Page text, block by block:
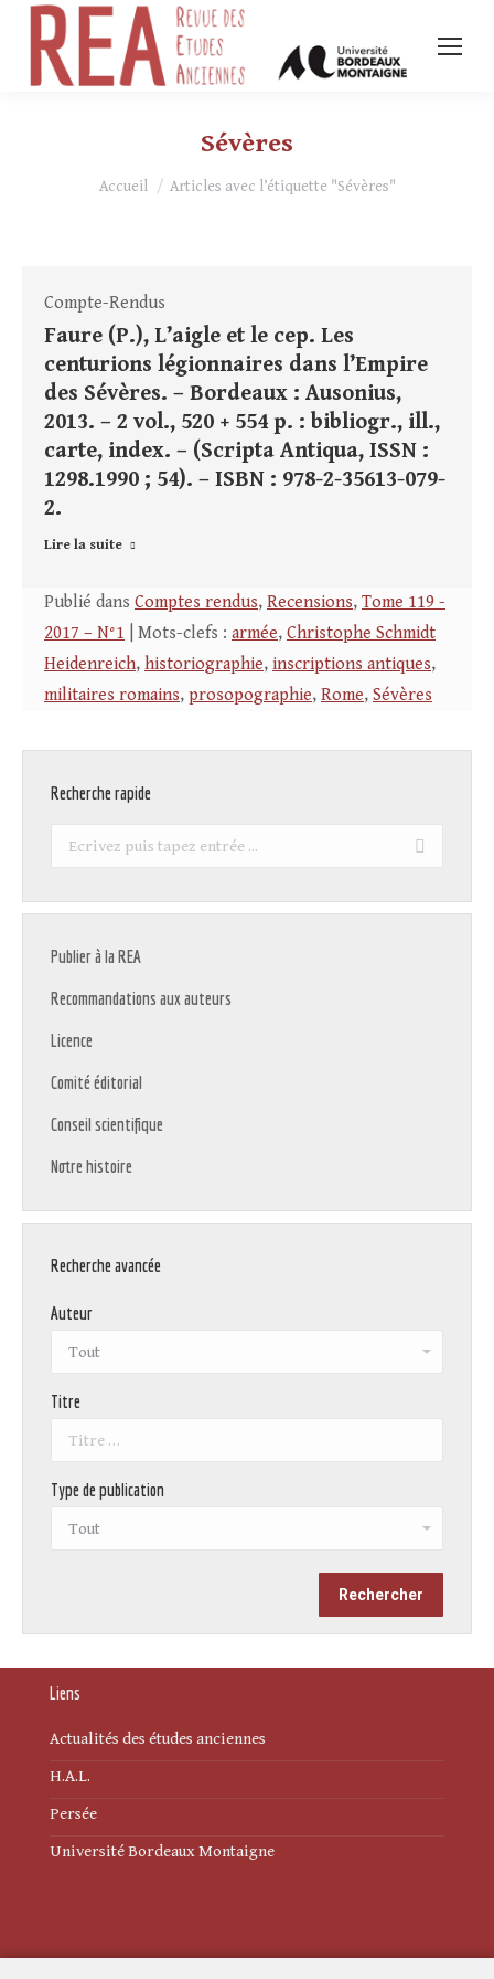
Sévères
Vous êtes ici :
Accueil Articles avec l’étiquette "Sévères"
Compte-Rendus
Faure (P.), L’aigle et le cep. Les
centurions légionnaires dans l’Empire
des Sévères. – Bordeaux : Ausonius,
2013. – 2 vol., 520 + 554 p. : bibliogr., ill.,
carte, index. – (Scripta Antiqua, ISSN :
1298.1990 ; 54). – ISBN : 978-2-35613-079-
2.
Lire la suite
Publié dans Comptes rendus, Recensions, Tome 119 -
2017 – N°1 | Mots-clefs : armée, Christophe Schmidt
Heidenreich, historiographie, inscriptions antiques,
militaires romains, prosopographie, Rome, Sévères
Recherche rapide
Recherche
Publier à la REA
Recommandations aux auteurs
Licence
Comité éditorial
Conseil scientifique
Notre histoire
Recherche avancée
Auteur
Titre
Type de publication
Liens
Actualités des études anciennes
H.A.L.
Persée
Université Bordeaux Montaigne